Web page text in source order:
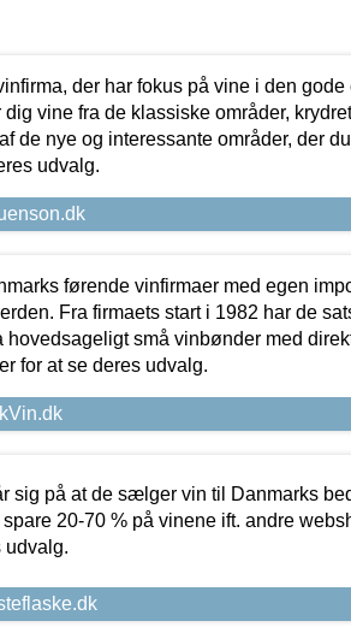
der har fokus på vine i den gode
vine fra de klassiske områder,
de nye og interessante områder, der
udvalg.
førende vinfirmaer med egen
Fra firmaets start i 1982 har de
hovedsageligt små vinbønder med
for at se deres udvalg.
sig på at de sælger vin til Danmarks
20-70 % på vinene ift. andre
udvalg.